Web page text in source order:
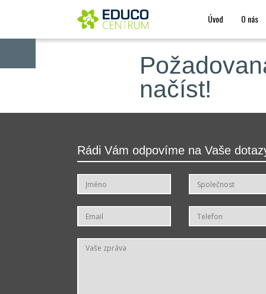
Úvod O nás
načíst!
Rádi Vám odpovíme na Vaše